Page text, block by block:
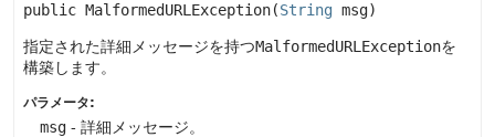
public MalformedURLException(String msg)
指定された詳細メッセージを持つMalformedURLExceptionを
構築します。
パラメータ:
msg - 詳細メッセージ。